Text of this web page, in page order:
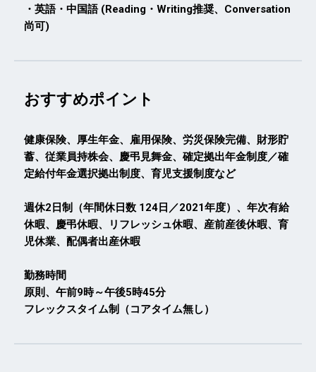
・英語・中国語 (Reading・Writing推奨、Conversation
尚可)
おすすめポイント
健康保険、厚生年金、雇用保険、労災保険完備、財形貯
蓄、従業員持株会、慶弔見舞金、確定拠出年金制度／確
定給付年金選択拠出制度、育児支援制度など
週休2日制（年間休日数 124日／2021年度）、年次有給
休暇、慶弔休暇、リフレッシュ休暇、産前産後休暇、育
児休業、配偶者出産休暇
勤務時間
原則、午前9時～午後5時45分
フレックスタイム制（コアタイム無し）